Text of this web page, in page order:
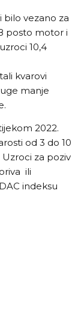
bilo vezano za
posto motor i
10,4
kvarovi
manje
2022.
od 3 do 10
Uzroci za poziv
ili
indeksu